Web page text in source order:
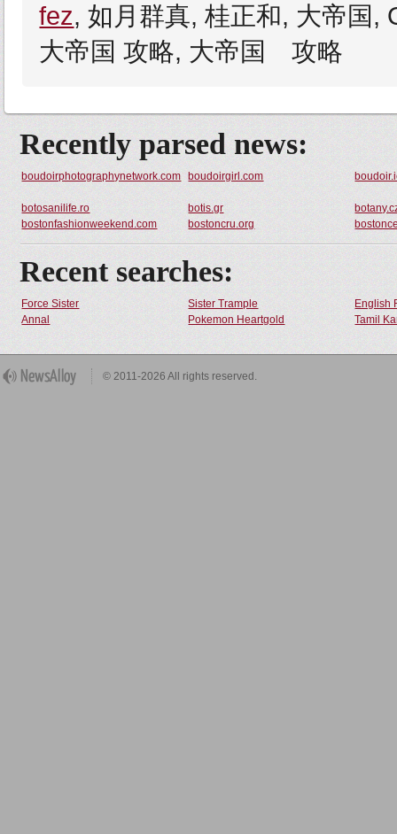
fez, 如月群真, 桂正和, 大帝国,
大帝国 攻略, 大帝国 攻略
Recently parsed news:
boudoirphotographynetwork.com boudoirgirl.com
botosanilife.ro botis.gr
bostonfashionweekend.com
bostoncru.org
Recent searches:
Force Sister Sister Trample
English
Annal
Pokemon Heartgold Tamil
© 2011-2026 All rights reserved.